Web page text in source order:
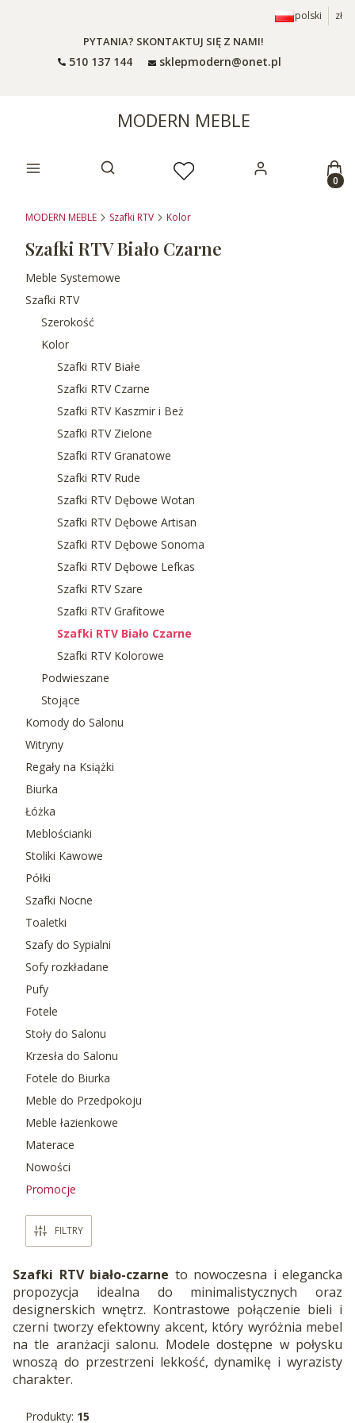
polski zł
PYTANIA? SKONTAKTUJ SIĘ Z NAMI!
510 137 144 sklepmodern@onet.pl
MODERN MEBLE
Otwórz wyszukiwarkę
MODERN MEBLE Szafki RTV Kolor
Szafki RTV Biało Czarne
Meble Systemowe
Szafki RTV
Szerokość
Kolor
Szafki RTV Białe
Szafki RTV Czarne
Szafki RTV Kaszmir i Beż
Szafki RTV Zielone
Szafki RTV Granatowe
Szafki RTV Rude
Szafki RTV Dębowe Wotan
Szafki RTV Dębowe Artisan
Szafki RTV Dębowe Sonoma
Szafki RTV Dębowe Lefkas
Szafki RTV Szare
Szafki RTV Grafitowe
Szafki RTV Biało Czarne
Szafki RTV Kolorowe
Podwieszane
Stojące
Komody do Salonu
Witryny
Regały na Książki
Biurka
Łóżka
Meblościanki
Stoliki Kawowe
Półki
Szafki Nocne
Toaletki
Szafy do Sypialni
Sofy rozkładane
Pufy
Fotele
Stoły do Salonu
Krzesła do Salonu
Fotele do Biurka
Meble do Przedpokoju
Meble łazienkowe
Materace
Nowości
Promocje
FILTRY
Szafki RTV biało-czarne to nowoczesna i elegancka
propozycja idealna do minimalistycznych oraz
designerskich wnętrz. Kontrastowe połączenie bieli i
czerni tworzy efektowny akcent, który wyróżnia mebel
na tle aranżacji salonu. Modele dostępne w połysku
wnoszą do przestrzeni lekkość, dynamikę i wyrazisty
charakter.
Produkty: 15